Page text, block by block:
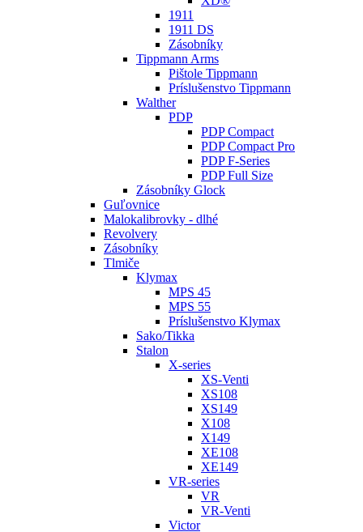
1911
1911 DS
Zásobníky
Tippmann Arms
Pištole Tippmann
Príslušenstvo Tippmann
Walther
PDP
PDP Compact
PDP Compact Pro
PDP F-Series
PDP Full Size
Zásobníky Glock
Guľovnice
Malokalibrovky - dlhé
Revolvery
Zásobníky
Tlmiče
Klymax
MPS 45
MPS 55
Príslušenstvo Klymax
Sako/Tikka
Stalon
X-series
XS-Venti
XS108
XS149
X108
X149
XE108
XE149
VR-series
VR
VR-Venti
Victor